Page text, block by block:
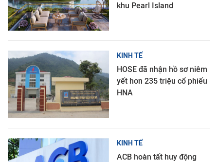
khu Pearl Island
KINH TẾ
HOSE đã nhận hồ sơ niêm
yết hơn 235 triệu cổ phiếu
HNA
KINH TẾ
ACB hoàn tất huy động